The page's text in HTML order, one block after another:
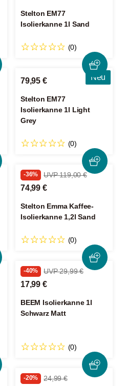
Stelton EM77
Isolierkanne 1l Sand
(0)
Neu
79,95 €
Stelton EM77
Isolierkanne 1l Light
Grey
(0)
-36% UVP 119,00 €
74,99 €
Stelton Emma Kaffee-
Isolierkanne 1,2l Sand
(0)
-40% UVP 29,99 €
17,99 €
BEEM Isolierkanne 1l
Schwarz Matt
(0)
-20% 24,99 €